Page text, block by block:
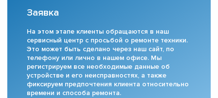
Заявка
На этом этапе клиенты обращаются в наш
сервисный центр с просьбой о ремонте техники.
Это может быть сделано через наш сайт, по
телефону или лично в нашем офисе. Мы
регистрируем все необходимые данные об
устройстве и его неисправностях, а также
фиксируем предпочтения клиента относительно
времени и способа ремонта.